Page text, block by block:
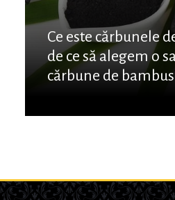
Ce este cărbunele
de ce să alegem o
cărbune de